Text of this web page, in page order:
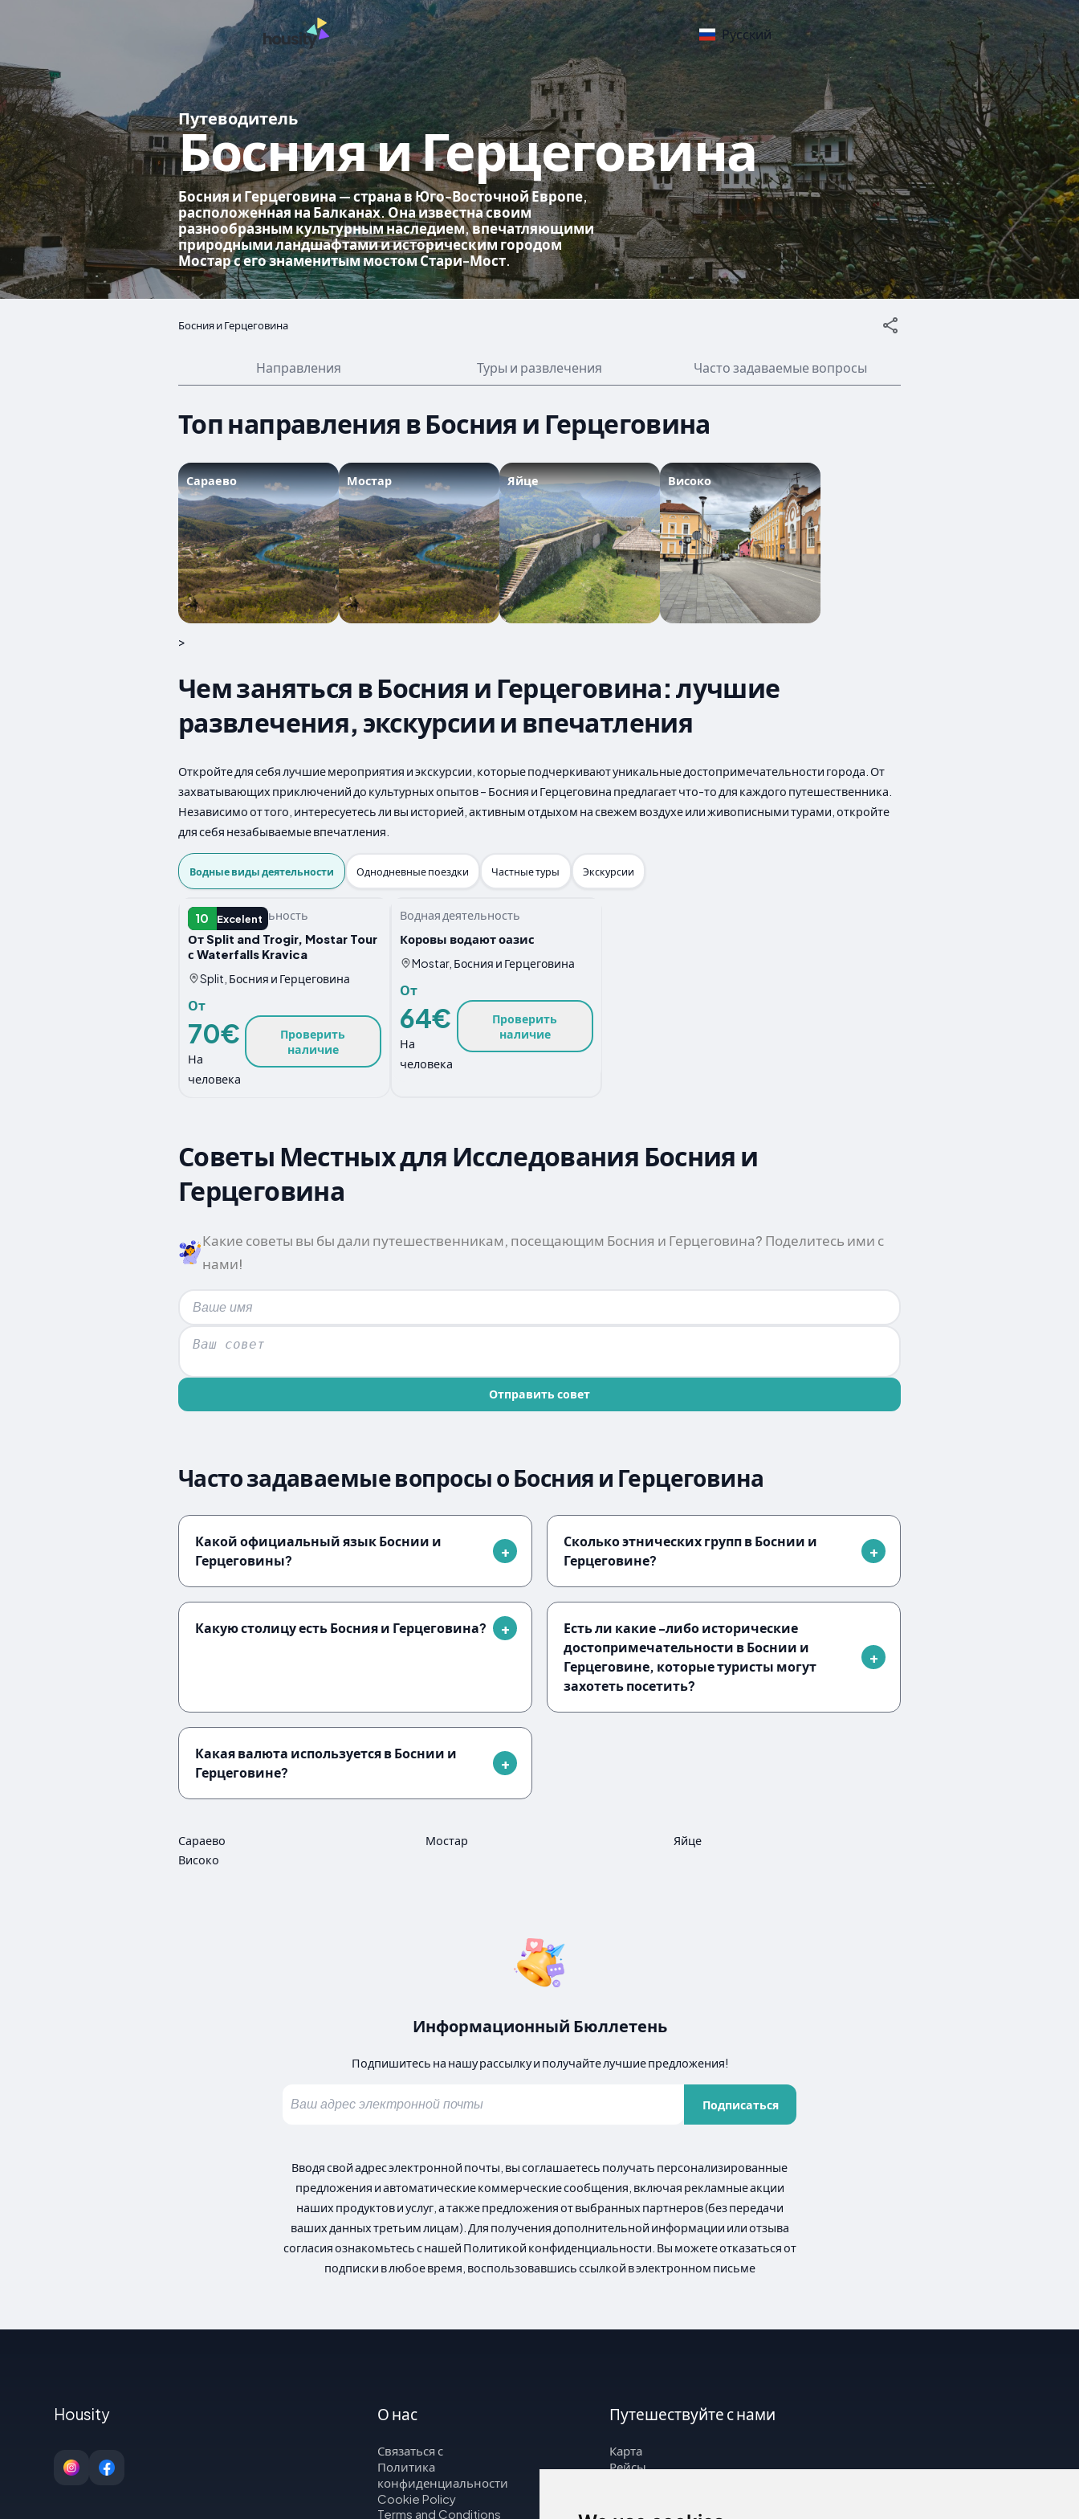
Русский
Путеводитель
Босния и Герцеговина
Босния и Герцеговина — страна в Юго-Восточной Европе,
расположенная на Балканах. Она известна своим
разнообразным культурным наследием, впечатляющими
природными ландшафтами и историческим городом
Мостар с его знаменитым мостом Стари-Мост.
Босния и Герцеговина
Направления Туры и развлечения Часто задаваемые вопросы
Топ направления в Босния и Герцеговина
Сараево Мостар Яйце Високо
>
Чем заняться в Босния и Герцеговина: лучшие
развлечения, экскурсии и впечатления
Откройте для себя лучшие мероприятия и экскурсии, которые подчеркивают уникальные достопримечательности города. От
захватывающих приключений до культурных опытов – Босния и Герцеговина предлагает что-то для каждого путешественника.
Независимо от того, интересуетесь ли вы историей, активным отдыхом на свежем воздухе или живописными турами, откройте
для себя незабываемые впечатления.
Водные виды деятельности Однодневные поездки Частные туры Экскурсии
10 Excelent
Водная деятельность
От Split and Trogir, Mostar Tour
с Waterfalls Kravica
Split, Босния и Герцеговина
От
70€
На
человека
Проверить
наличие
Водная деятельность
Коровы водают оазис
Mostar, Босния и Герцеговина
От
64€
На
человека
Проверить
наличие
Советы Местных для Исследования Босния и
Герцеговина
Какие советы вы бы дали путешественникам, посещающим Босния и Герцеговина? Поделитесь ими с
нами!
Отправить совет
Часто задаваемые вопросы о Босния и Герцеговина
Какой официальный язык Боснии и
Герцеговины?
Сколько этнических групп в Боснии и
Герцеговине?
Какую столицу есть Босния и Герцеговина?
Есть ли какие -либо исторические
достопримечательности в Боснии и
Герцеговине, которые туристы могут
захотеть посетить?
Какая валюта используется в Боснии и
Герцеговине?
Сараево Мостар
Яйце
Високо
Информационный Бюллетень
Подпишитесь на нашу рассылку и получайте лучшие предложения!
Подписаться
Вводя свой адрес электронной почты, вы соглашаетесь получать персонализированные
предложения и автоматические коммерческие сообщения, включая рекламные акции
наших продуктов и услуг, а также предложения от выбранных партнеров (без передачи
ваших данных третьим лицам). Для получения дополнительной информации или отзыва
согласия ознакомьтесь с нашей Политикой конфиденциальности. Вы можете отказаться от
подписки в любое время, воспользовавшись ссылкой в электронном письме
Housity О нас
Связаться с
Политика
конфиденциальности
Cookie Policy
Terms and Conditions
Путешествуйте с нами
Карта
Рейсы